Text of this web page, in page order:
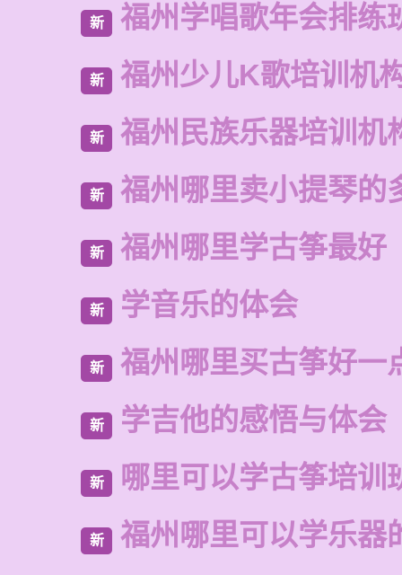
新 福州学唱歌年会排练
新 福州少儿K歌培训机
新 福州民族乐器培训机
新 福州哪里卖小提琴的
新 福州哪里学古筝最好
新 学音乐的体会
新 福州哪里买古筝好一
新 学吉他的感悟与体会
新 哪里可以学古筝培训
新 福州哪里可以学乐器